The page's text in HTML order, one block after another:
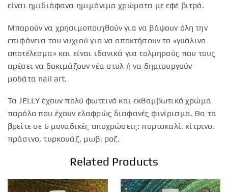
είναι ημιδιάφανα ημιμόνιμα χρώματα με εφέ βιτρό.
Μπορούν να χρησιμοποιηθούν για να βάψουν όλη την
επιφάνεια του νυχιού για να αποκτήσουν το «γυάλινο
αποτέλεσμα» και είναι ιδανικά για τολμηρούς που τους
αρέσει να δοκιμάζουν νέα στυλ ή να δημιουργούν
μοδάτα nail art.
Τα JELLY έχουν πολύ φωτεινό και εκθαμβωτικό χρώμα
παρόλο που έχουν ελαφρώς διαφανές φινίρισμα. Θα τα
βρείτε σε 6 μοναδικές αποχρώσεις: πορτοκαλί, κίτρινο,
πράσινο, τυρκουάζ, μωβ, ροζ.
Related Products